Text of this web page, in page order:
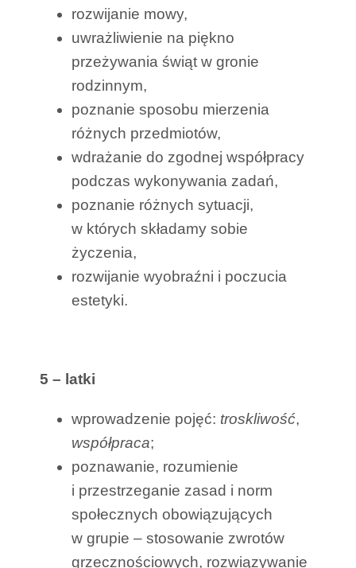
rozwijanie mowy,
uwrażliwienie na piękno
przeżywania świąt w gronie
rodzinnym,
poznanie sposobu mierzenia
różnych przedmiotów,
wdrażanie do zgodnej współpracy
podczas wykonywania zadań,
poznanie różnych sytuacji,
w których składamy sobie
życzenia,
rozwijanie wyobraźni i poczucia
estetyki.
5 – latki
wprowadzenie pojęć: troskliwość,
współpraca;
poznawanie, rozumienie
i przestrzeganie zasad i norm
społecznych obowiązujących
w grupie – stosowanie zwrotów
grzecznościowych, rozwiązywanie